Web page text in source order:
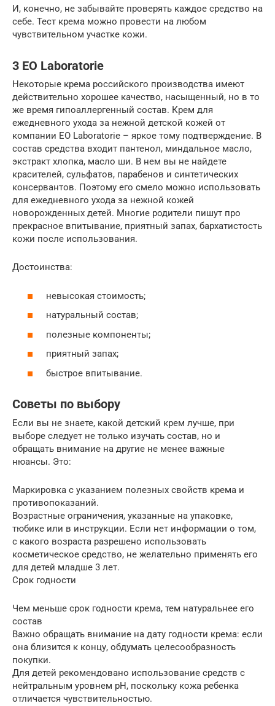
И, конечно, не забывайте проверять каждое средство на
себе. Тест крема можно провести на любом
чувствительном участке кожи.
3 EO Laboratorie
Некоторые крема российского производства имеют
действительно хорошее качество, насыщенный, но в то
же время гипоаллергенный состав. Крем для
ежедневного ухода за нежной детской кожей от
компании EO Laboratorie – яркое тому подтверждение. В
состав средства входит пантенол, миндальное масло,
экстракт хлопка, масло ши. В нем вы не найдете
красителей, сульфатов, парабенов и синтетических
консервантов. Поэтому его смело можно использовать
для ежедневного ухода за нежной кожей
новорожденных детей. Многие родители пишут про
прекрасное впитывание, приятный запах, бархатистость
кожи после использования.
Достоинства:
невысокая стоимость;
натуральный состав;
полезные компоненты;
приятный запах;
быстрое впитывание.
Советы по выбору
Если вы не знаете, какой детский крем лучше, при
выборе следует не только изучать состав, но и
обращать внимание на другие не менее важные
нюансы. Это:
Маркировка с указанием полезных свойств крема и
противопоказаний.
Возрастные ограничения, указанные на упаковке,
тюбике или в инструкции. Если нет информации о том,
с какого возраста разрешено использовать
косметическое средство, не желательно применять его
для детей младше 3 лет.
Срок годности
Чем меньше срок годности крема, тем натуральнее его
состав
Важно обращать внимание на дату годности крема: если
она близится к концу, обдумать целесообразность
покупки.
Для детей рекомендовано использование средств с
нейтральным уровнем pH, поскольку кожа ребенка
отличается чувствительностью.